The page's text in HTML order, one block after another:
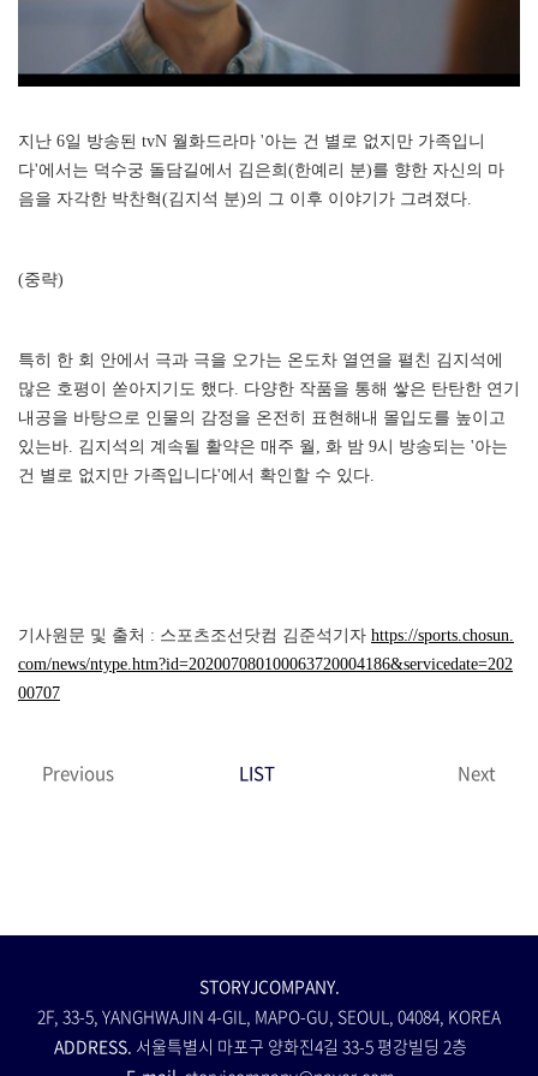
지난 6일 방송된 tvN 월화드라마 '아는 건 별로 없지만 가족입니
다'에서는 덕수궁 돌담길에서 김은희(한예리 분)를 향한 자신의 마
음을 자각한 박찬혁(김지석 분)의 그 이후 이야기가 그려졌다.
(중략)
특히 한 회 안에서 극과 극을 오가는 온도차 열연을 펼친 김지석에
많은 호평이 쏟아지기도 했다. 다양한 작품을 통해 쌓은 탄탄한 연기
내공을 바탕으로 인물의 감정을 온전히 표현해내 몰입도를 높이고
있는바. 김지석의 계속될 활약은 매주 월, 화 밤 9시 방송되는 '아는
건 별로 없지만 가족입니다'에서 확인할 수 있다.
기사원문 및 출처 : 스포츠조선닷컴 김준석기자 https://sports.chosun.
com/news/ntype.htm?id=202007080100063720004186&servicedate=202
00707
Previous LIST Next
STORYJCOMPANY.
2F, 33-5, YANGHWAJIN 4-GIL, MAPO-GU, SEOUL, 04084, KOREA
ADDRESS. 서울특별시 마포구 양화진4길 33-5 평강빌딩 2층